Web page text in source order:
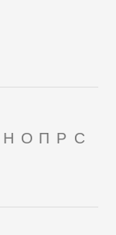
Н О П Р С